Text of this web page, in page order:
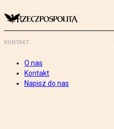
KONTAKT
O nas
Kontakt
Napisz do nas